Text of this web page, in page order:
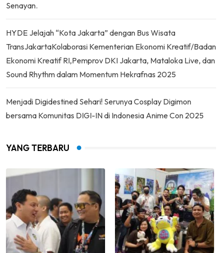
Senayan.
HYDE Jelajah “Kota Jakarta” dengan Bus Wisata
TransJakartaKolaborasi Kementerian Ekonomi Kreatif/Badan
Ekonomi Kreatif RI,Pemprov DKI Jakarta, Mataloka Live, dan
Sound Rhythm dalam Momentum Hekrafnas 2025
Menjadi Digidestined Sehari! Serunya Cosplay Digimon
bersama Komunitas DIGI-IN di Indonesia Anime Con 2025
YANG TERBARU